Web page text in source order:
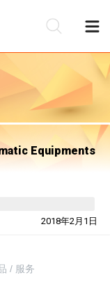
Equipments
2018年2月1日
/ 服务